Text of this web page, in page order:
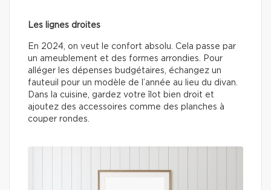
Les lignes droites
En 2024, on veut le confort absolu. Cela passe par
un ameublement et des formes arrondies. Pour
alléger les dépenses budgétaires, échangez un
fauteuil pour un modèle de l’année au lieu du divan.
Dans la cuisine, gardez votre îlot bien droit et
ajoutez des accessoires comme des planches à
couper rondes.